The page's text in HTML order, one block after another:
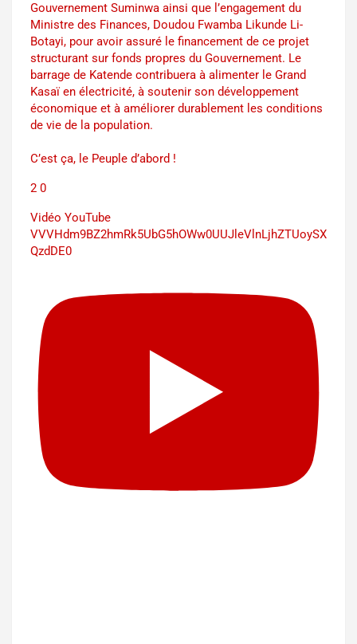
Gouvernement Suminwa ainsi que l’engagement du
Ministre des Finances, Doudou Fwamba Likunde Li-
Botayi, pour avoir assuré le financement de ce projet
structurant sur fonds propres du Gouvernement. Le
barrage de Katende contribuera à alimenter le Grand
Kasaï en électricité, à soutenir son développement
économique et à améliorer durablement les conditions
de vie de la population.
C’est ça, le Peuple d’abord !
2 0
Vidéo YouTube
VVVHdm9BZ2hmRk5UbG5hOWw0UUJleVlnLjhZTUoySX
QzdDE0